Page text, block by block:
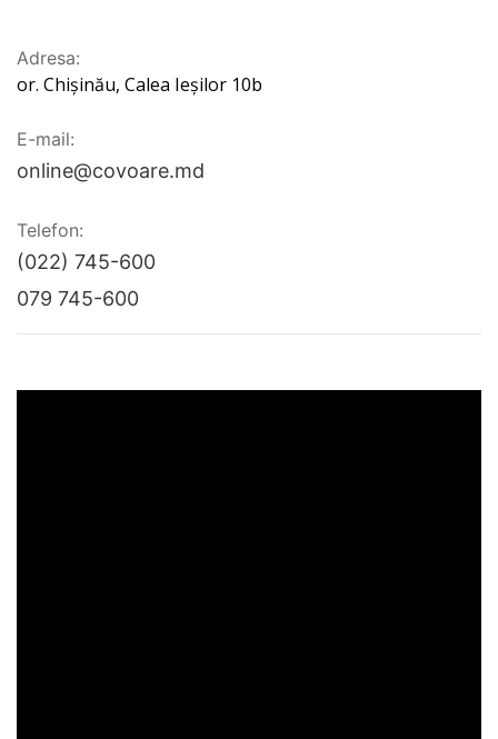
Adresa:
or. Chișinău, Calea Ieșilor 10b
E-mail:
online@covoare.md
Telefon:
(022) 745-600
079 745-600